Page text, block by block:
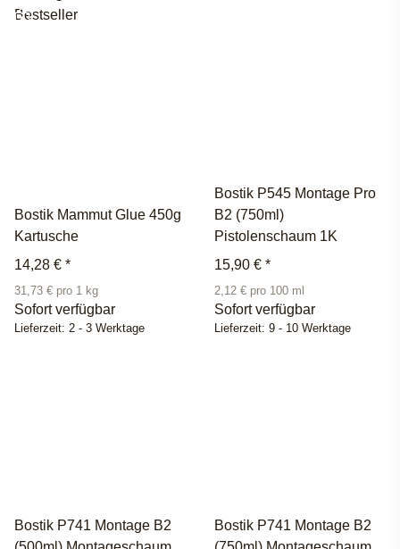
Bestseller
Bostik Mammut Glue 450g
Kartusche
14,28 € *
31,73 € pro 1 kg
Sofort verfügbar
Lieferzeit: 2 - 3 Werktage
Bostik P545 Montage Pro
B2 (750ml)
Pistolenschaum 1K
15,90 € *
2,12 € pro 100 ml
Sofort verfügbar
Lieferzeit: 9 - 10 Werktage
Bostik P741 Montage B2
Bostik P741 Montage B2